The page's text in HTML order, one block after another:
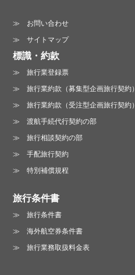
お問い合わせ
サイトマップ
標識・約款
旅行業登録票
旅行業約款（募集型企画旅行契約）
旅行業約款（受注型企画旅行契約）
渡航手続代行契約の部
旅行相談契約の部
手配旅行契約
特別補償規程
旅行条件書
旅行条件書
海外航空券条件書
旅行業務取扱料金表